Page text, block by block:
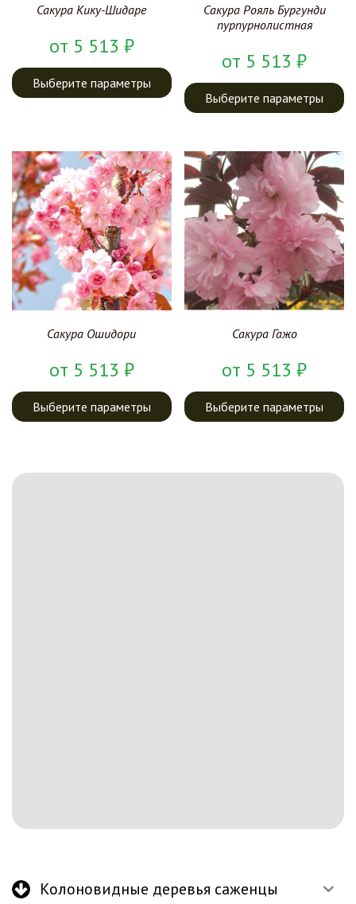
Колоновидные деревья саженцы
Сакура Кику-Шидаре
от 5 513 ₽
Выберите параметры
Сакура Рояль Бургунди
пурпурнолистная
от 5 513₽
Выберите параметры
Сакура Ошидори
от 5 513 ₽
Выберите параметры
Сакура Гажо
от 5 513₽
Выберите параметры